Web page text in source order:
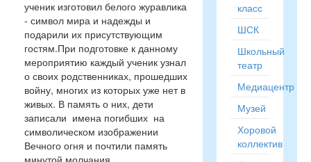
ученик изготовил белого журавлика
- символ мира и надежды и
подарили их присутствующим
гостям.При подготовке к данному
мероприятию каждый ученик узнал
о своих родственниках, прошедших
войну, многих из которых уже нет в
живых. В память о них, дети
записали имена погибших на
символическом изображении
Вечного огня и почтили память
минутой молчания.
класс
ШСК
Школьный
театр
Медиацентр
Музей
Хоровой
коллектив